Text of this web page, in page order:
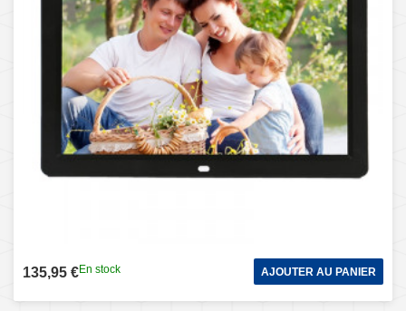
135,95 €En stock AJOUTER AU PANIER